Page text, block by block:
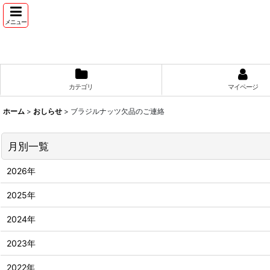
メニュー
カテゴリ マイページ
ホーム > おしらせ > ブラジルナッツ欠品のご連絡
月別一覧
2026年
2025年
2024年
2023年
2022年